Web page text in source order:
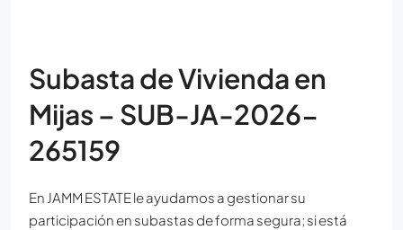
Subasta de Vivienda en
Mijas – SUB-JA-2026-
265159
En JAMM ESTATE le ayudamos a gestionar su
participación en subastas de forma segura; si está